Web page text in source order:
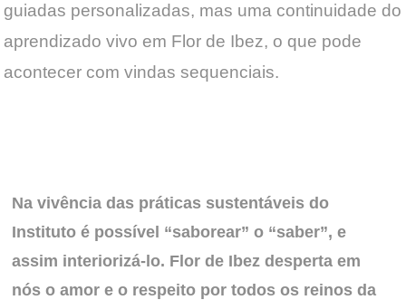
guiadas personalizadas, mas uma continuidade do
aprendizado vivo em Flor de Ibez, o que pode
acontecer com vindas sequenciais.
Na vivência das práticas sustentáveis do
Instituto é possível “saborear” o “saber”, e
assim interiorizá-lo. Flor de Ibez desperta em
nós o amor e o respeito por todos os reinos da